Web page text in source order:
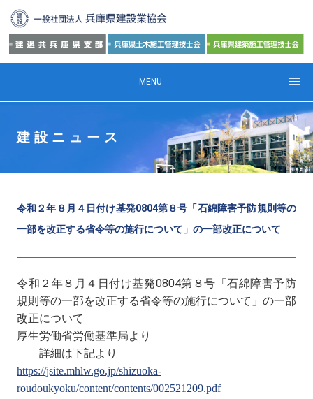
MENU
建設ニュース
令和２年８月４日付け基発0804第８号「石綿障害予防規則等の
一部を改正する省令等の施行について」の一部改正について
令和２年８月４日付け基発0804第８号「石綿障害予防
規則等の一部を改正する省令等の施行について」の一部
改正について
厚生労働省労働基準局より
詳細は下記より
https://jsite.mhlw.go.jp/shizuoka-
roudoukyoku/content/contents/002521209.pdf